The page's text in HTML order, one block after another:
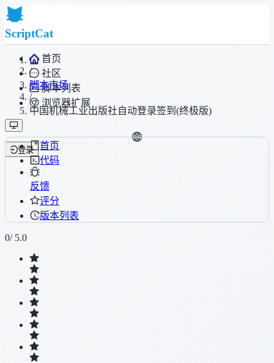
ScriptCat
首页
社区
脚本列表
浏览器扩展
登录
/
脚本市场
/
中国机械工业出版社自动登录签到(终极版)
首页
代码
反馈
评分
版本列表
0/ 5.0